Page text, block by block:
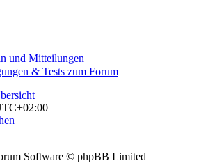
und Mitteilungen
& Tests zum Forum
Software © phpBB Limited